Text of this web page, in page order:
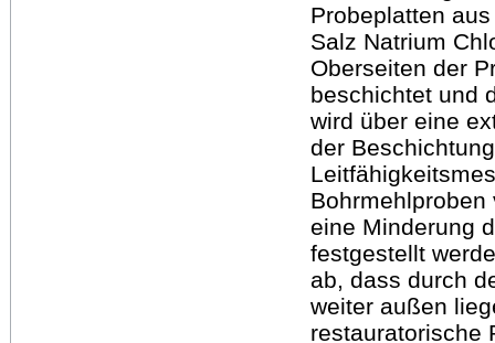
Probeplatten
Salz Natrium
Oberseiten der
beschichtet und
wird über eine
der
eine Minderung
festgestellt
ab, dass durch
weiter außen
restauratorische